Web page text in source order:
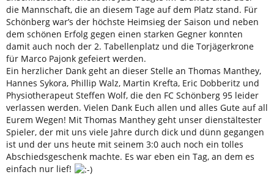
die Mannschaft, die an diesem Tage auf dem Platz stand. Für
Schönberg war’s der höchste Heimsieg der Saison und neben
dem schönen Erfolg gegen einen starken Gegner konnten
damit auch noch der 2. Tabellenplatz und die Torjägerkrone
für Marco Pajonk gefeiert werden.
Ein herzlicher Dank geht an dieser Stelle an Thomas Manthey,
Hannes Sykora, Phillip Walz, Martin Krefta, Eric Dobberitz und
Physiotherapeut Steffen Wolf, die den FC Schönberg 95 leider
verlassen werden. Vielen Dank Euch allen und alles Gute auf all
Eurem Wegen! Mit Thomas Manthey geht unser dienstältester
Spieler, der mit uns viele Jahre durch dick und dünn gegangen
ist und der uns heute mit seinem 3:0 auch noch ein tolles
Abschiedsgeschenk machte. Es war eben ein Tag, an dem es
einfach nur lief!